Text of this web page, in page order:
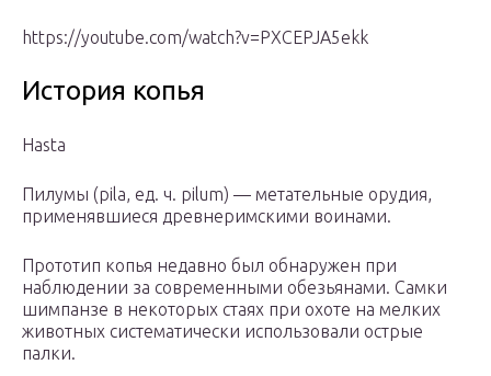
https://youtube.com/watch?v=PXCEPJA5ekk
История копья
Hasta
Пилумы (pila, ед. ч. pilum) — метательные орудия,
применявшиеся древнеримскими воинами.
Прототип копья недавно был обнаружен при
наблюдении за современными обезьянами. Самки
шимпанзе в некоторых стаях при охоте на мелких
животных систематически использовали острые
палки.